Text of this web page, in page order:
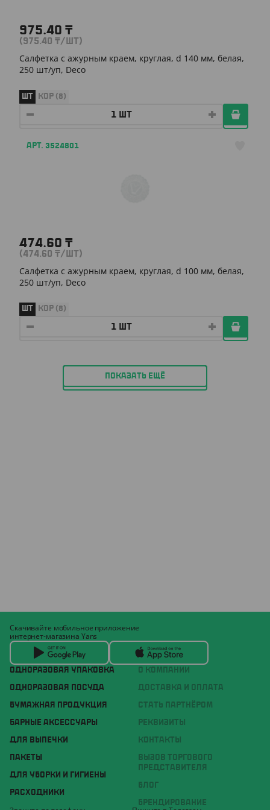
975.40 ₸
(975.40 ₸/ШТ)
Салфетка с ажурным краем, круглая, d 140 мм, белая,
250 шт/уп, Deco
ШТ КОР (8)
АРТ. 3524801
474.60 ₸
(474.60 ₸/ШТ)
Салфетка с ажурным краем, круглая, d 100 мм, белая,
250 шт/уп, Deco
ШТ КОР (8)
ПОКАЗАТЬ ЕЩЁ
ОДНОРАЗОВАЯ УПАКОВКА
ОДНОРАЗОВАЯ ПОСУДА
БУМАЖНАЯ ПРОДУКЦИЯ
БАРНЫЕ АКСЕССУАРЫ
ДЛЯ ВЫПЕЧКИ
ПАКЕТЫ
ДЛЯ УБОРКИ И ГИГИЕНЫ
РАСХОДНИКИ
О КОМПАНИИ
ДОСТАВКА И ОПЛАТА
СТАТЬ ПАРТНЁРОМ
РЕКВИЗИТЫ
КОНТАКТЫ
ВЫЗОВ ТОРГОВОГО
ПРЕДСТАВИТЕЛЯ
БЛОГ
БРЕНДИРОВАНИЕ
Скачивайте мобильное приложение
интернет-магазина Yans